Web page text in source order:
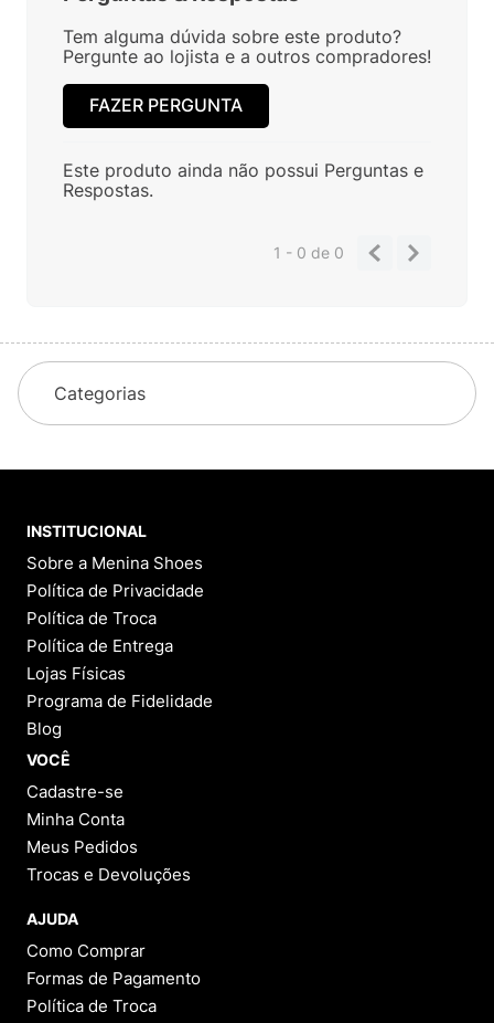
Tem alguma dúvida sobre este produto?
Pergunte ao lojista e a outros compradores!
FAZER PERGUNTA
Este produto ainda não possui Perguntas e
Respostas.
1 - 0de 0
Categorias
INSTITUCIONAL
Sobre a Menina Shoes
Política de Privacidade
Política de Troca
Política de Entrega
Lojas Físicas
Programa de Fidelidade
Blog
VOCÊ
Cadastre-se
Minha Conta
Meus Pedidos
Trocas e Devoluções
AJUDA
Como Comprar
Formas de Pagamento
Política de Troca